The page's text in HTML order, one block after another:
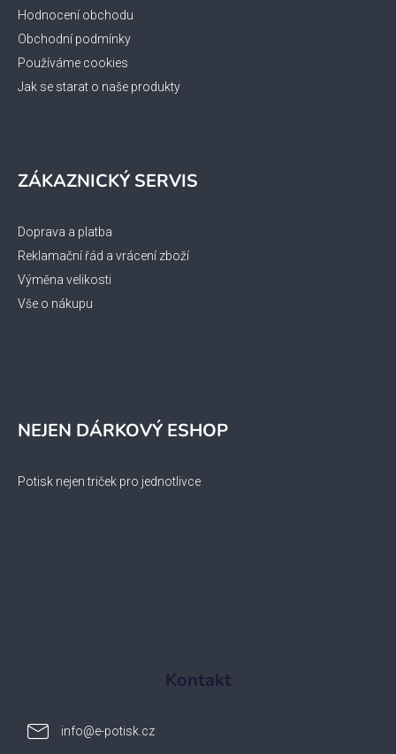
Hodnocení obchodu
Obchodní podmínky
Používáme cookies
Jak se starat o naše produkty
ZÁKAZNICKÝ SERVIS
Doprava a platba
Reklamační řád a vrácení zboží
Výměna velikosti
Vše o nákupu
NEJEN DÁRKOVÝ ESHOP
Potisk nejen triček pro jednotlivce
Kontakt
info@e-potisk.cz